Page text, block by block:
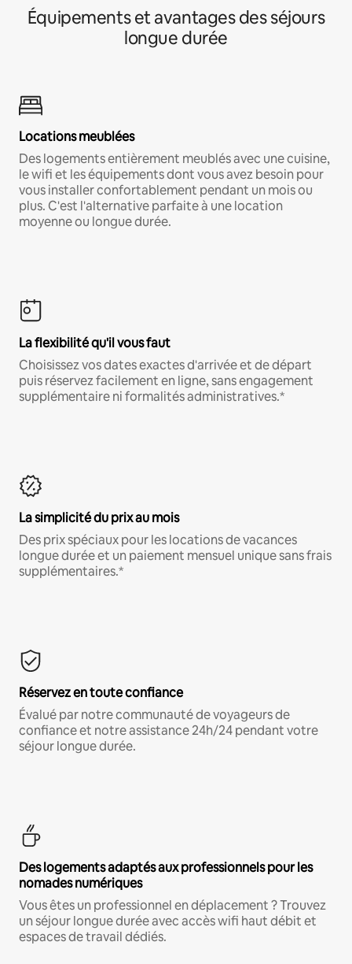
Équipements et avantages des séjours
longue durée
Locations meublées
Des logements entièrement meublés avec une cuisine,
le wifi et les équipements dont vous avez besoin pour
vous installer confortablement pendant un mois ou
plus. C'est l'alternative parfaite à une location
moyenne ou longue durée.
La flexibilité qu'il vous faut
Choisissez vos dates exactes d'arrivée et de départ
puis réservez facilement en ligne, sans engagement
supplémentaire ni formalités administratives.*
La simplicité du prix au mois
Des prix spéciaux pour les locations de vacances
longue durée et un paiement mensuel unique sans frais
supplémentaires.*
Réservez en toute confiance
Évalué par notre communauté de voyageurs de
confiance et notre assistance 24h/24 pendant votre
séjour longue durée.
Des logements adaptés aux professionnels pour les
nomades numériques
Vous êtes un professionnel en déplacement ? Trouvez
un séjour longue durée avec accès wifi haut débit et
espaces de travail dédiés.